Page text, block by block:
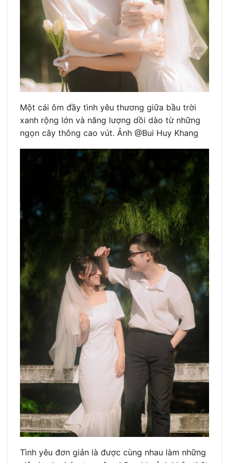
Một cái ôm đầy tình yêu thương giữa bầu trời
xanh rộng lớn và năng lượng dồi dào từ những
ngọn cây thông cao vút. Ảnh @Bui Huy Khang
Tình yêu đơn giản là được cùng nhau làm những